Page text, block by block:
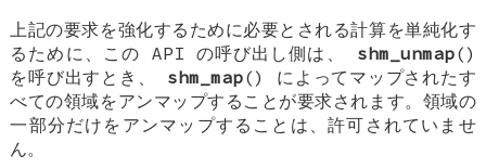
上記の要求を強化するために必要とされる計算を単純化す
るために、この API の呼び出し側は、 shm_unmap()
を呼び出すとき、 shm_map() によってマップされたす
べての領域をアンマップすることが要求されます。領域の
一部分だけをアンマップすることは、許可されていませ
ん。